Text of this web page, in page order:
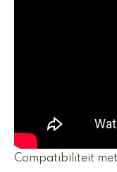
Compatibiliteit